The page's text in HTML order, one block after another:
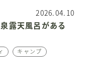
2026.04.10
露天風呂がある
キャンプ